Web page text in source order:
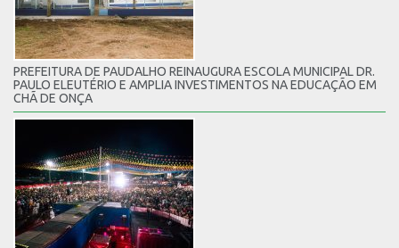
PREFEITURA DE PAUDALHO REINAUGURA ESCOLA MUNICIPAL DR.
PAULO ELEUTÉRIO E AMPLIA INVESTIMENTOS NA EDUCAÇÃO EM
CHÃ DE ONÇA